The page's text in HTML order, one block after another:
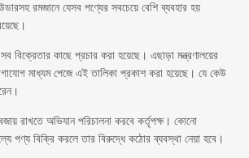
রমজানে যেসব পণ্যের সবচেয়ে বেশি ব্যবহার হয়
বিক্রেতার কাছে প্রচার করা হয়েছে। এছাড়া মন্ত্রণালয়ের
মাধ্যম পেজে এই তালিকা প্রকাশ করা হয়েছে। যে কেউ
রাখতে অভিযান পরিচালনা করবে কর্তৃপক্ষ। কোনো
পণ্য বিক্রি করলে তার বিরুদ্ধে কঠোর ব্যবস্থা নেয়া হবে।